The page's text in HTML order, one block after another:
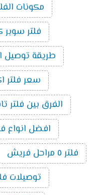
مكونات
فلتر سوبر
طريقة توصيل
سعر فلتر اكوا
الفرق بين فلتر تانك 3 مراحل و
افضل انواع
فلتر ٥ مراحل فريش
توصيلات فلتر